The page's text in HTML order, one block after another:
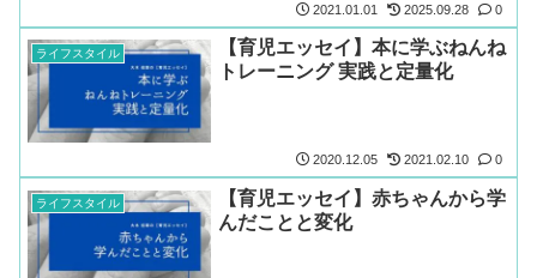
2021.01.01 2025.09.28 0
ライフスタイル
【育児エッセイ】本に学ぶねんね
トレーニング 実践と定量化
2020.12.05 2021.02.10 0
ライフスタイル
【育児エッセイ】赤ちゃんから学
んだことと変化